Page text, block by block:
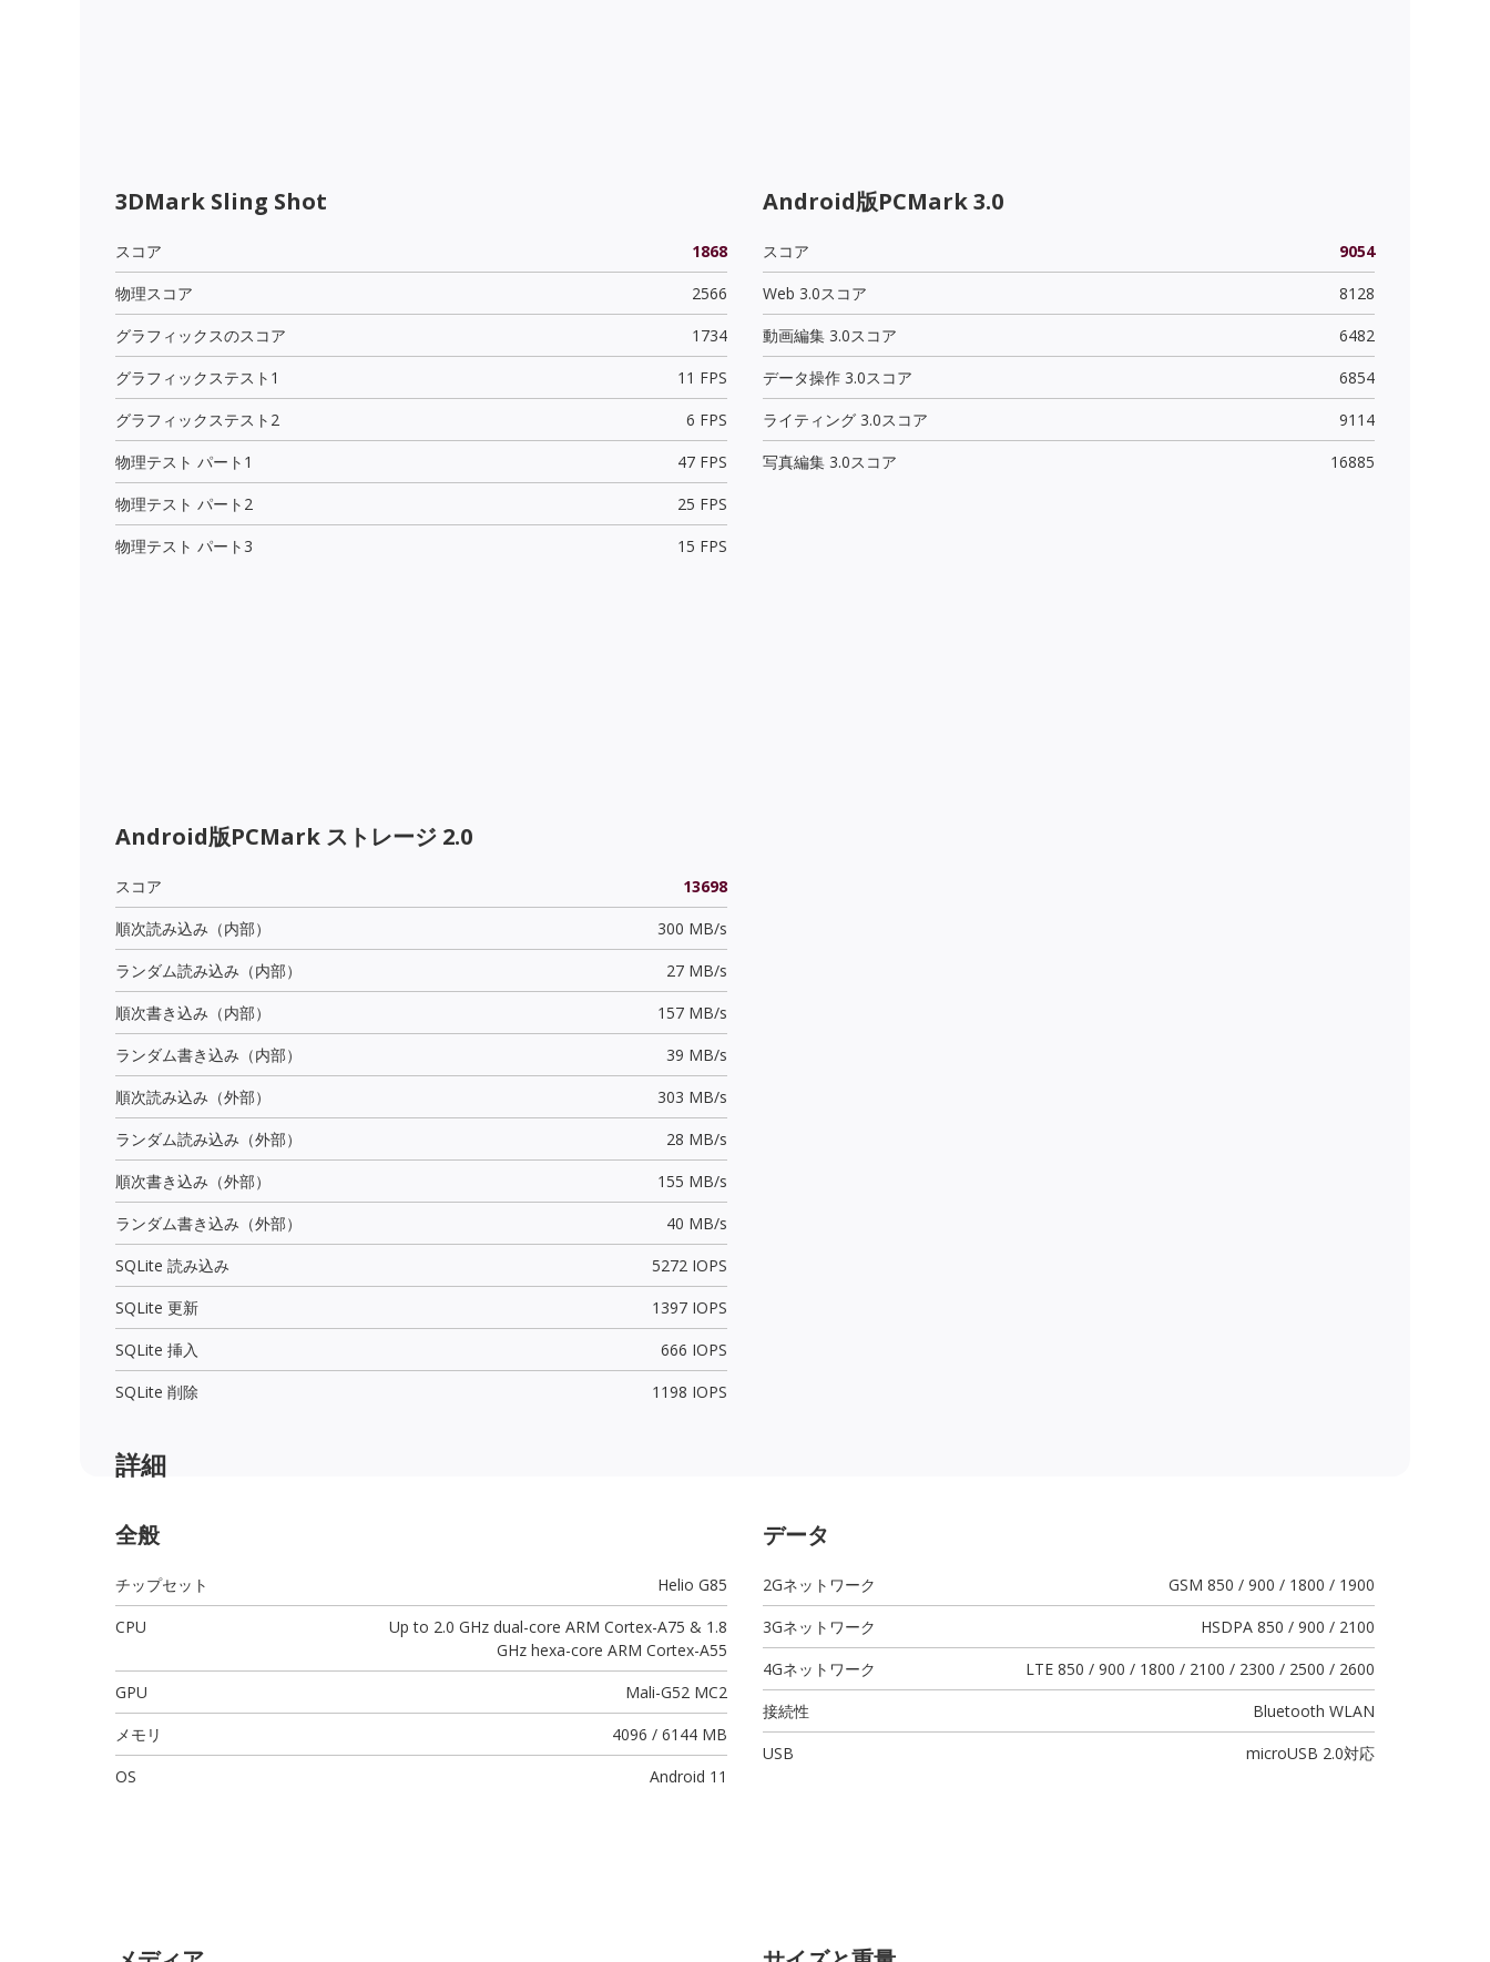
3DMark Sling Shot
スコア
1868
物理スコア
2566
グラフィックスのスコア
1734
グラフィックステスト1
11 FPS
グラフィックステスト2
6 FPS
物理テスト パート1
47 FPS
物理テスト パート2
25 FPS
物理テスト パート3
15 FPS
Android版PCMark 3.0
スコア
9054
Web 3.0スコア
8128
動画編集 3.0スコア
6482
データ操作 3.0スコア
6854
ライティング 3.0スコア
9114
写真編集 3.0スコア
16885
Android版PCMark ストレージ 2.0
スコア
13698
順次読み込み（内部）
300 MB/s
ランダム読み込み（内部）
27 MB/s
順次書き込み（内部）
157 MB/s
ランダム書き込み（内部）
39 MB/s
順次読み込み（外部）
303 MB/s
ランダム読み込み（外部）
28 MB/s
順次書き込み（外部）
155 MB/s
ランダム書き込み（外部）
40 MB/s
SQLite 読み込み
5272 IOPS
SQLite 更新
1397 IOPS
SQLite 挿入
666 IOPS
SQLite 削除
1198 IOPS
詳細
全般
チップセット
Helio G85
CPU
Up to 2.0 GHz dual-core ARM Cortex-A75 & 1.8
GHz hexa-core ARM Cortex-A55
GPU
Mali-G52 MC2
メモリ
4096 / 6144 MB
OS
Android 11
データ
2Gネットワーク
GSM 850 / 900 / 1800 / 1900
3Gネットワーク
HSDPA 850 / 900 / 2100
4Gネットワーク
LTE 850 / 900 / 1800 / 2100 / 2300 / 2500 / 2600
接続性
Bluetooth WLAN
USB
microUSB 2.0対応